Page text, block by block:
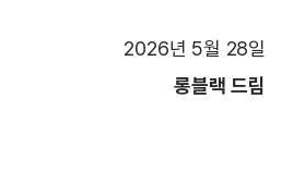
2026년 5월 28일
롱블랙 드림